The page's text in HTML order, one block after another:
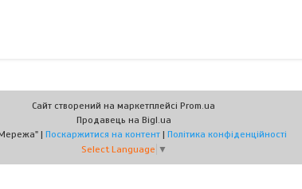
Сайт створений на маркетплейсі Prom.ua
Продавець на Bigl.ua
"Енерго Мережа" | Поскаржитися на контент | Політика конфіденційності
Select Language ▼